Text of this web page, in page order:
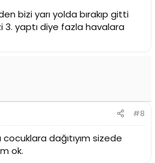
bizi yarı yolda bırakıp gitti
3. yaptı diye fazla havalara
#8
dağıtıyım sizede
ok.